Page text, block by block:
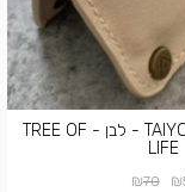
מיני קייס לטבק TAIYOO - לבן - TREE OF
LIFE
₪
₪70